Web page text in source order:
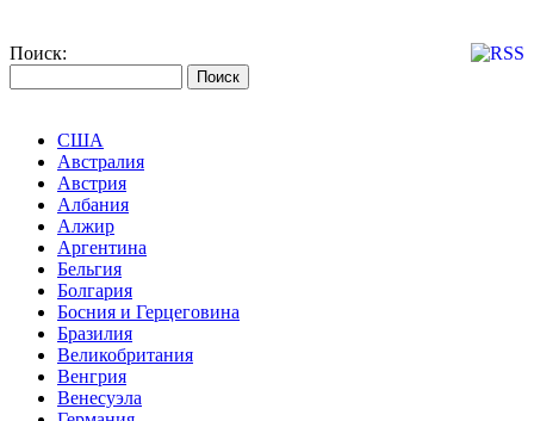
Поиск:
США
Австралия
Австрия
Албания
Алжир
Аргентина
Бельгия
Болгария
Босния и Герцеговина
Бразилия
Великобритания
Венгрия
Венесуэла